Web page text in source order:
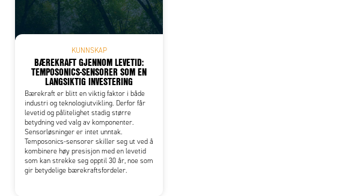
KUNNSKAP
BÆREKRAFT GJENNOM LEVETID:
TEMPOSONICS-SENSORER SOM EN
LANGSIKTIG INVESTERING
Bærekraft er blitt en viktig faktor i både
industri og teknologiutvikling. Derfor får
levetid og pålitelighet stadig større
betydning ved valg av komponenter.
Sensorløsninger er intet unntak.
Temposonics-sensorer skiller seg ut ved å
kombinere høy presisjon med en levetid
som kan strekke seg opptil 30 år, noe som
gir betydelige bærekraftsfordeler.